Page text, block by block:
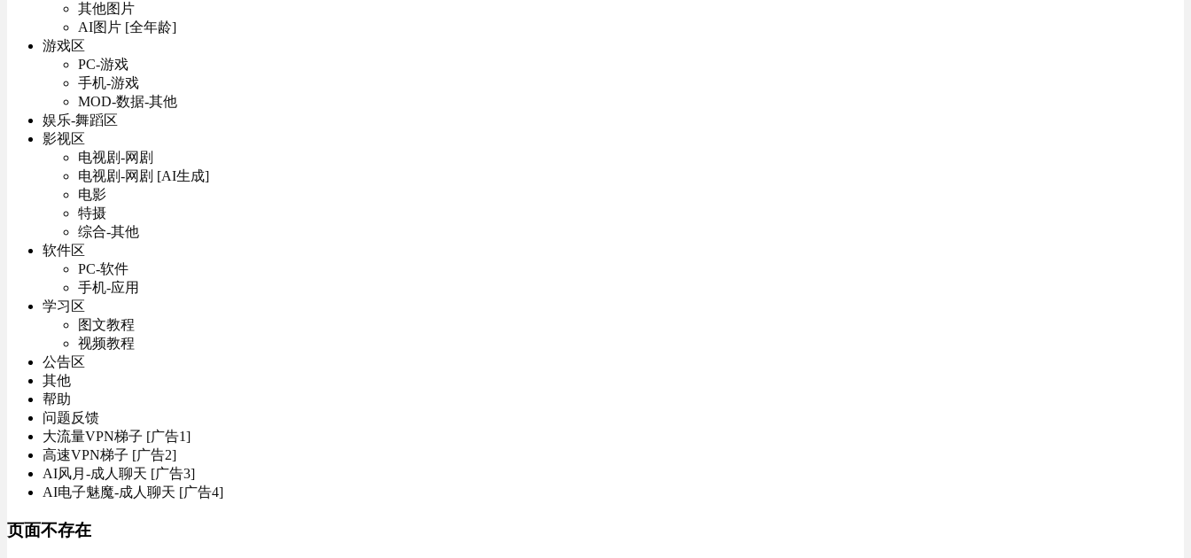
其他图片
AI图片 [全年龄]
游戏区
PC-游戏
手机-游戏
MOD-数据-其他
娱乐-舞蹈区
影视区
电视剧-网剧
电视剧-网剧 [AI生成]
电影
特摄
综合-其他
软件区
PC-软件
手机-应用
学习区
图文教程
视频教程
公告区
其他
帮助
问题反馈
大流量VPN梯子 [广告1]
高速VPN梯子 [广告2]
AI风月-成人聊天 [广告3]
AI电子魅魔-成人聊天 [广告4]
页面不存在